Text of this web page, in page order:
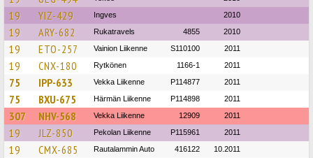
19 YIZ-429 Ingves 2010
19 ARY-682 Rukatravels 4855 2010
19 ETO-257 Vainion Liikenne S110100 2011
19 CNX-180 Rytkönen 1166-1 2011
75 IPP-633 Vekka Liikenne P114877 2011
75 BXU-675 Härmän Liikenne P114898 2011
307 NHV-568 Vekka Liikenne 12909 2011
19 JLZ-850 Pekolan Liikenne P115961 2011
19 CMX-685 Rautalammin Auto 416122 10.2011